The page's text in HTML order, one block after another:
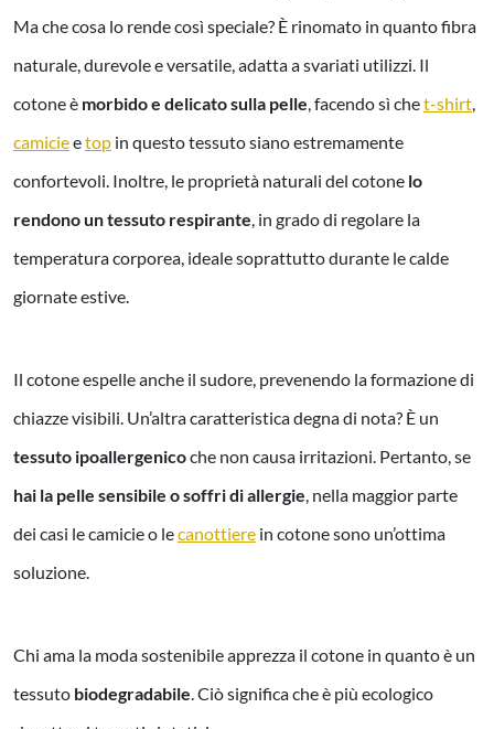
Ma che cosa lo rende così speciale? È rinomato in quanto fibra
naturale, durevole e versatile, adatta a svariati utilizzi. Il
cotone è morbido e delicato sulla pelle, facendo sì chet-shirt,
camicieetop in questo tessuto siano estremamente
confortevoli. Inoltre, le proprietà naturali del cotone lo
rendono un tessuto respirante, in grado di regolare la
temperatura corporea, ideale soprattutto durante le calde
giornate estive.
Il cotone espelle anche il sudore, prevenendo la formazione di
chiazze visibili. Un’altra caratteristica degna di nota? È un
tessuto ipoallergenicoche non causa irritazioni. Pertanto, se
hai la pelle sensibile o soffri di allergie, nella maggior parte
dei casi le camicie o lecanottiere in cotone sono un’ottima
soluzione.
Chi ama la moda sostenibile apprezza il cotone in quanto è un
tessuto biodegradabile. Ciò significa che è più ecologico